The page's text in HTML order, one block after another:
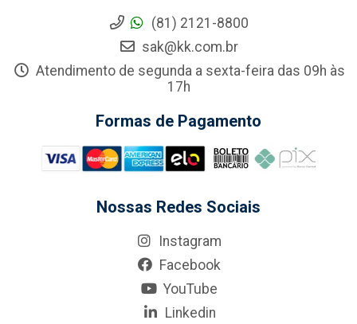
(81) 2121-8800
sak@kk.com.br
Atendimento de segunda a sexta-feira das 09h às
17h
Formas de Pagamento
Nossas Redes Sociais
Instagram
Facebook
YouTube
Linkedin